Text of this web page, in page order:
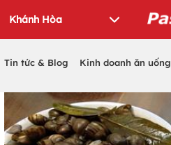
Tin tức & Blog Kinh doanh ăn uống